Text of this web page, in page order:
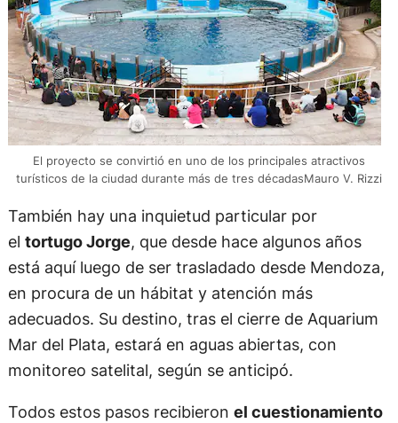
El proyecto se convirtió en uno de los principales atractivos
turísticos de la ciudad durante más de tres décadasMauro V. Rizzi
También hay una inquietud particular por
el tortugo Jorge, que desde hace algunos años
está aquí luego de ser trasladado desde Mendoza,
en procura de un hábitat y atención más
adecuados. Su destino, tras el cierre de Aquarium
Mar del Plata, estará en aguas abiertas, con
monitoreo satelital, según se anticipó.
Todos estos pasos recibieron el cuestionamiento